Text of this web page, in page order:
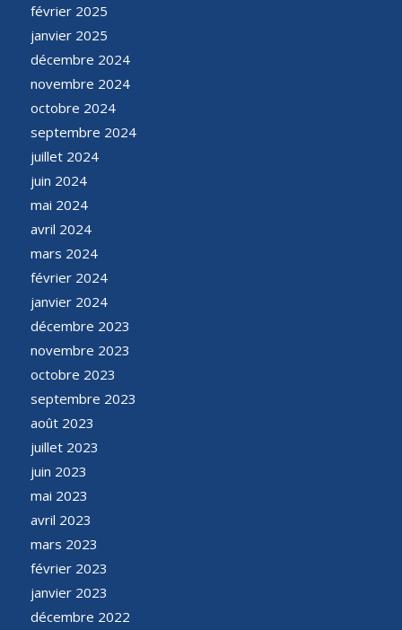
février 2025
janvier 2025
décembre 2024
novembre 2024
octobre 2024
septembre 2024
juillet 2024
juin 2024
mai 2024
avril 2024
mars 2024
février 2024
janvier 2024
décembre 2023
novembre 2023
octobre 2023
septembre 2023
août 2023
juillet 2023
juin 2023
mai 2023
avril 2023
mars 2023
février 2023
janvier 2023
décembre 2022